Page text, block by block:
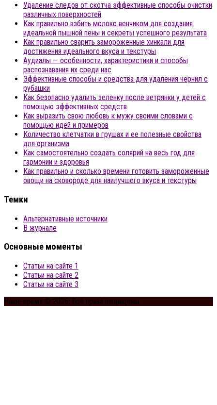
Удаление следов от скотча эффективные способы очистки
различных поверхностей
Как правильно взбить молоко венчиком для создания
идеальной пышной пены и секреты успешного результата
Как правильно сварить замороженные хинкали для
достижения идеального вкуса и текстуры
Аудиалы — особенности, характеристики и способы
распознавания их среди нас
Эффективные способы и средства для удаления чернил с
рубашки
Как безопасно удалить зеленку после ветрянки у детей с
помощью эффективных средств
Как выразить свою любовь к мужу своими словами с
помощью идей и примеров
Количество клетчатки в грушах и ее полезные свойства
для организма
Как самостоятельно создать солярий на весь год для
гармонии и здоровья
Как правильно и сколько времени готовить замороженные
овощи на сковороде для наилучшего вкуса и текстуры
Темки
Альтернативные источники
В журнале
Основные моменты
Статьи на сайте 1
Статьи на сайте 2
Статьи на сайте 3
Наше время © 2026. Все права защищены.